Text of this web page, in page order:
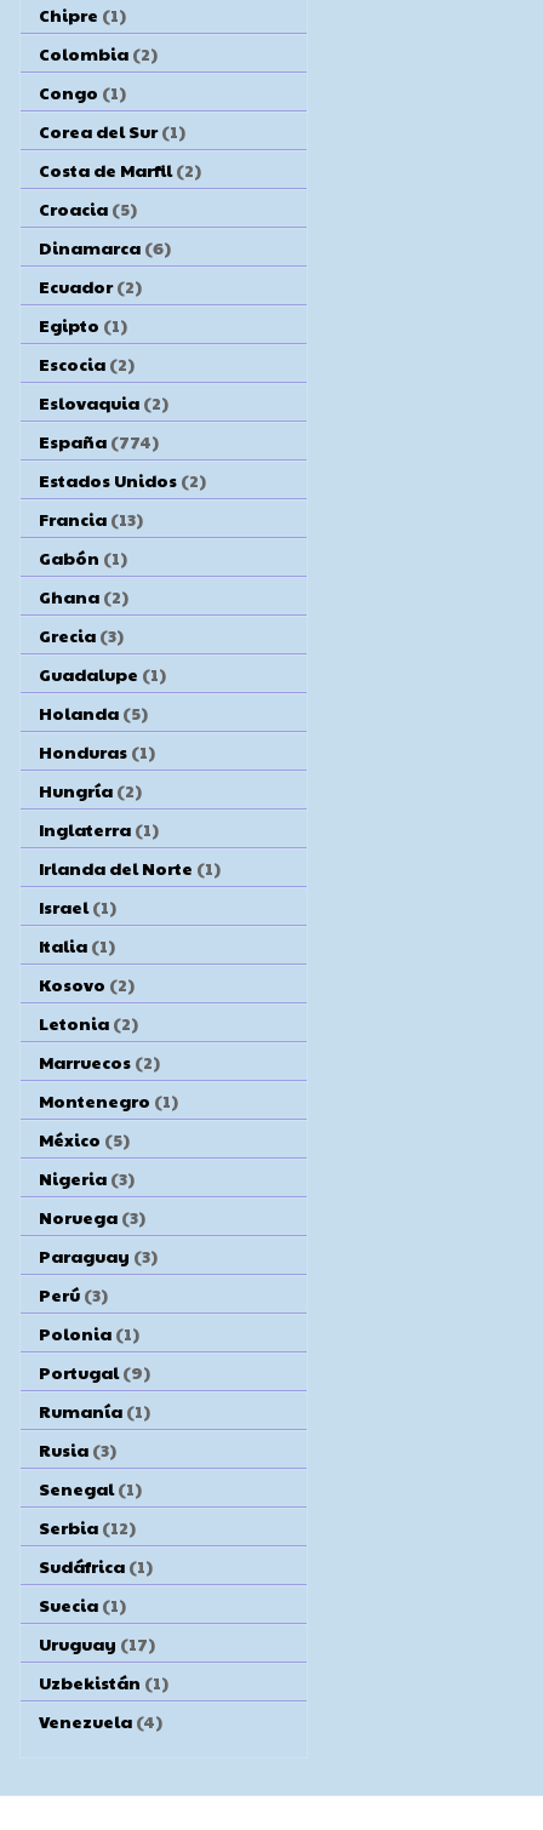
Chipre (1)
Colombia (2)
Congo (1)
Corea del Sur (1)
Costa de Marfil (2)
Croacia (5)
Dinamarca (6)
Ecuador (2)
Egipto (1)
Escocia (2)
Eslovaquia (2)
España (774)
Estados Unidos (2)
Francia (13)
Gabón (1)
Ghana (2)
Grecia (3)
Guadalupe (1)
Holanda (5)
Honduras (1)
Hungría (2)
Inglaterra (1)
Irlanda del Norte (1)
Israel (1)
Italia (1)
Kosovo (2)
Letonia (2)
Marruecos (2)
Montenegro (1)
México (5)
Nigeria (3)
Noruega (3)
Paraguay (3)
Perú (3)
Polonia (1)
Portugal (9)
Rumanía (1)
Rusia (3)
Senegal (1)
Serbia (12)
Sudáfrica (1)
Suecia (1)
Uruguay (17)
Uzbekistán (1)
Venezuela (4)